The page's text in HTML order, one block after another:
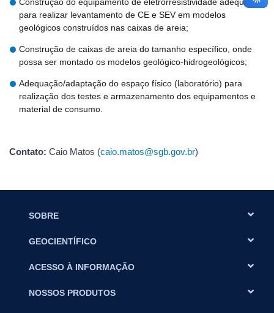
para realizar levantamento de CE e SEV em modelos
geológicos construídos nas caixas de areia;
Construção de caixas de areia do tamanho específico, onde
possa ser montado os modelos geológico-hidrogeológicos;
Adequação/adaptação do espaço físico (laboratório) para
realização dos testes e armazenamento dos equipamentos e
material de consumo.
Contato: Caio Matos (caio.matos@sgb.gov.br)
SOBRE
GEOCIENTÍFICO
ACESSO À INFORMAÇÃO
NOSSOS PRODUTOS